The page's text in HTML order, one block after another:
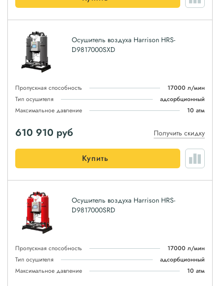
Осушитель воздуха Harrison HRS-
D9817000SXD
Пропускная способность
17000 л/мин
Тип осушителя
адсорбционный
Максимальное давление
10 атм
610 910 руб Получить скидку
Купить
Осушитель воздуха Harrison HRS-
D9817000SRD
Пропускная способность
17000 л/мин
Тип осушителя
адсорбционный
Максимальное давление
10 атм